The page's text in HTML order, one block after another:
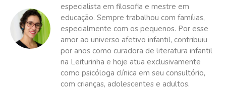
especialista em filosofia e mestre em
educação. Sempre trabalhou com famílias,
especialmente com os pequenos. Por esse
amor ao universo afetivo infantil, contribuiu
por anos como curadora de literatura infantil
na Leiturinha e hoje atua exclusivamente
como psicóloga clínica em seu consultório,
com crianças, adolescentes e adultos.